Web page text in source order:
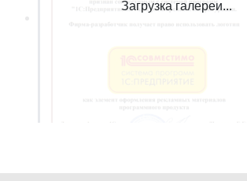
Загрузка галереи...